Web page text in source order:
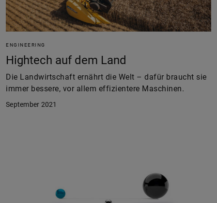
ENGINEERING
Hightech auf dem Land
Die Landwirtschaft ernährt die Welt – dafür braucht sie
immer bessere, vor allem effizientere Maschinen.
September 2021